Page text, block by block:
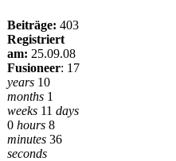
Beiträge: 403
Registriert
am: 25.09.08
Fusioneer: 17
years 10
months 1
weeks 11 days
0 hours 8
minutes 36
seconds